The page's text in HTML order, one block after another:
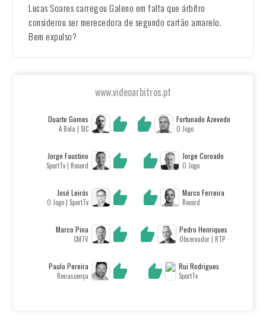
Lucas Soares carregou Galeno em falta que árbitro
considerou ser merecedora de segundo cartão amarelo.
Bem expulso?
www.videoarbitros.pt
Duarte Gomes
A Bola | SIC
Fortunado Azevedo
O Jogo
Jorge Faustino
SportTv | Record
Jorge Coroado
O Jogo
José Leirós
O Jogo | SportTv
Marco Ferreira
Record
Marco Pina
CMTV
Pedro Henriques
Observador | RTP
Paulo Pereira
Renascença
Rui Rodrigues
SportTv